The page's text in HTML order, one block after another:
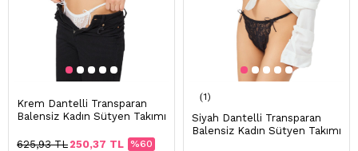
Krem Dantelli Transparan
Balensiz Kadın Sütyen Takımı
%60
250,37 TL
625,93 TL
1
Siyah Dantelli Transparan
Balensiz Kadın Sütyen Takımı